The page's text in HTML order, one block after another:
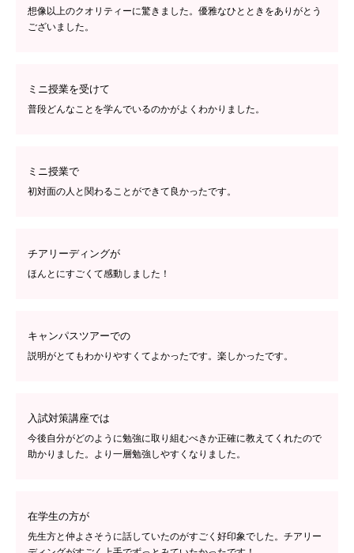
想像以上のクオリティーに驚きました。優雅なひとときをありがとう
ございました。
ミニ授業を受けて
普段どんなことを学んでいるのかがよくわかりました。
ミニ授業で
初対面の人と関わることができて良かったです。
チアリーディングが
ほんとにすごくて感動しました！
キャンパスツアーでの
説明がとてもわかりやすくてよかったです。楽しかったです。
入試対策講座では
今後自分がどのように勉強に取り組むべきか正確に教えてくれたので
助かりました。より一層勉強しやすくなりました。
在学生の方が
先生方と仲よさそうに話していたのがすごく好印象でした。チアリー